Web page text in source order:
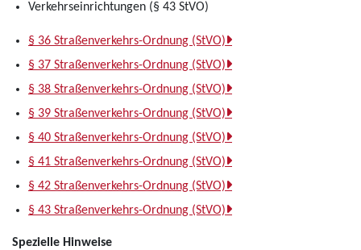
Verkehrseinrichtungen (§ 43 StVO)
§ 36 Straßenverkehrs-Ordnung (StVO)
§ 37 Straßenverkehrs-Ordnung (StVO)
§ 38 Straßenverkehrs-Ordnung (StVO)
§ 39 Straßenverkehrs-Ordnung (StVO)
§ 40 Straßenverkehrs-Ordnung (StVO)
§ 41 Straßenverkehrs-Ordnung (StVO)
§ 42 Straßenverkehrs-Ordnung (StVO)
§ 43 Straßenverkehrs-Ordnung (StVO)
Spezielle Hinweise